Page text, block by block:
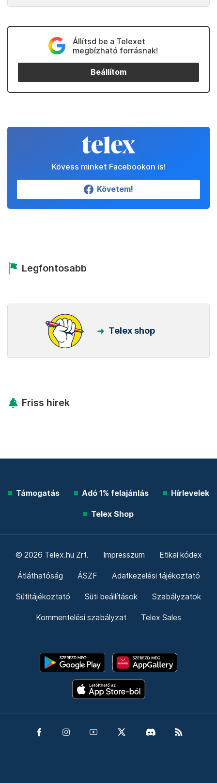
Állítsd be a Telexet
megbízható forrásnak!
Beállítom
Kövess minket Facebookon is!
Követem!
Legfontosabb
Telex shop
Friss hírek
Támogatás Adó 1% felajánlás Hírlevelek
Telex Shop
© 2026 Telex.hu Zrt. Impresszum Etikai kódex
Átláthatóság ÁSZF Adatkezelési tájékoztató
Sütitájékoztató Süti beállítások Szabályzatok
Kommentelési szabályzat Telex Sales